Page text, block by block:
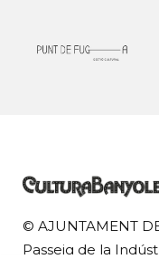
© AJUNTAMENT
Passeig de la